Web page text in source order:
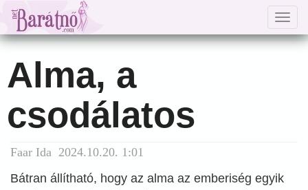
Alma, a
csodálatos
Faar Ida 2024.10.20. 1:01
Bátran állítható, hogy az alma az emberiség egyik